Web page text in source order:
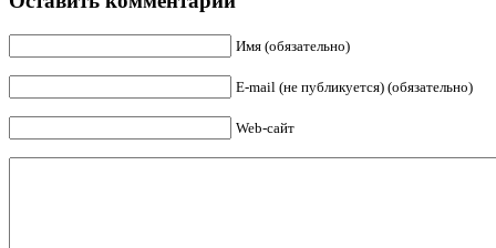
Имя (обязательно)
E-mail (не публикуется) (обязательно)
Web-сайт